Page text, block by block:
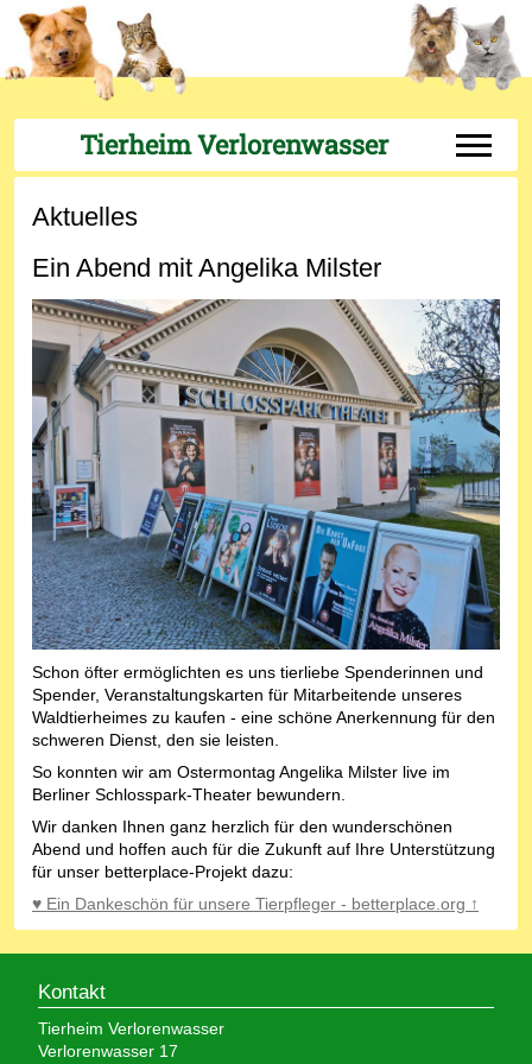
Tierheim Verlorenwasser Off-
Aktuelles
Ein Abend mit Angelika Milster
Schon öfter ermöglichten es uns tierliebe Spenderinnen und
Spender, Veranstaltungskarten für Mitarbeitende unseres
Waldtierheimes zu kaufen - eine schöne Anerkennung für den
schweren Dienst, den sie leisten.
So konnten wir am Ostermontag Angelika Milster live im
Berliner Schlosspark-Theater bewundern.
Wir danken Ihnen ganz herzlich für den wunderschönen
Abend und hoffen auch für die Zukunft auf Ihre Unterstützung
für unser betterplace-Projekt dazu:
♥ Ein Dankeschön für unsere Tierpfleger - betterplace.org ↑
Kontakt
Tierheim Verlorenwasser
Verlorenwasser 17